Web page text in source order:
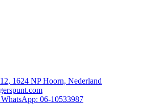
1624 NP Hoorn, Nederland
06-10533987